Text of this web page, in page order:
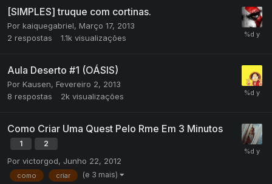
[SIMPLES] truque com cortinas.
Por kaiquegabriel, Março 17, 2013
2 respostas 1.1k visualizações
Aula Deserto #1 (OÁSIS)
Por Kausen, Fevereiro 2, 2013
8 respostas 2k visualizações
Como Criar Uma Quest Pelo Rme Em 3 Minutos
1 2
Por victorgod, Junho 22, 2012
como criar (e 3 mais)